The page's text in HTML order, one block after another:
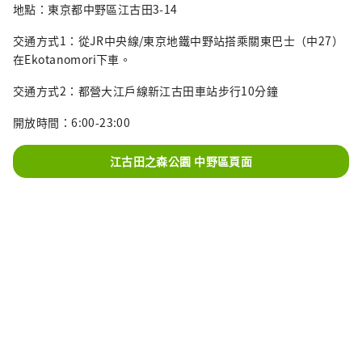
地點：東京都中野區江古田3-14
交通方式1：從JR中央線/東京地鐵中野站搭乘關東巴士（中27）
在Ekotanomori下車。
交通方式2：都營大江戶線新江古田車站步行10分鐘
開放時間：6:00-23:00
江古田之森公園 中野區頁面